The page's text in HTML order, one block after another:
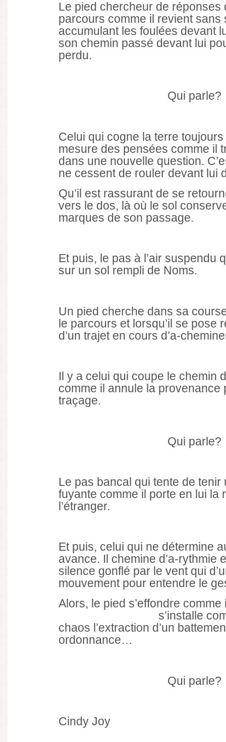
Le pied chercheur de réponses
parcours comme il revient sans
accumulant les foulées devant
son chemin passé devant lui
perdu.
Qui parle?
Celui qui cogne la terre
mesure des pensées comme il
dans une nouvelle question.
ne cessent de rouler devant lui
Qu’il est rassurant de se
vers le dos, là où le sol
marques de son passage.
Et puis, le pas à l’air suspendu
sur un sol rempli de Noms.
Un pied cherche dans sa
le parcours et lorsqu’il se pose
d’un trajet en cours d’a-
Il y a celui qui coupe le chemin
comme il annule la provenance
traçage.
Qui parle?
Le pas bancal qui tente de tenir
fuyante comme il porte en lui la
l’étranger.
Et puis, celui qui ne détermine
avance. Il chemine d’a-rythmie
silence gonflé par le vent qui
mouvement pour entendre le
Alors, le pied s’effondre
s’installe comme il
chaos l’extraction d’un
ordonnance…
Qui parle?
Cindy Joy